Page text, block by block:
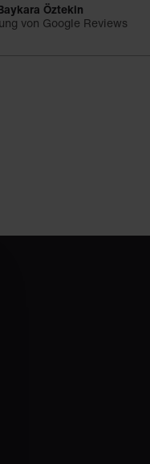
Öztekin
von Google Reviews